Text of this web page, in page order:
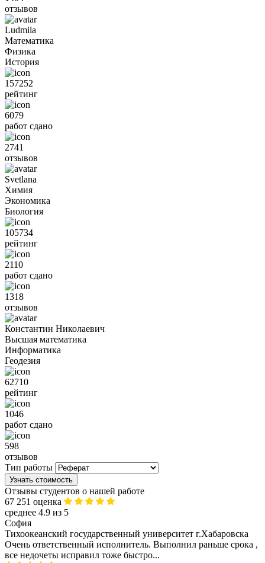
отзывов
Ludmila
Математика
Физика
История
157252
рейтинг
6079
работ сдано
2741
отзывов
Svetlana
Химия
Экономика
Биология
105734
рейтинг
2110
работ сдано
1318
отзывов
Константин Николаевич
Высшая математика
Информатика
Геодезия
62710
рейтинг
1046
работ сдано
598
отзывов
Тип работы
Узнать стоимость
Отзывы студентов о нашей работе
67 251 оценка
среднее 4.9 из 5
София
Тихоокеанский государственный университет г.Хабаровска
Очень ответственный исполнитель. Выполнил раньше срока ,
все недочеты исправил тоже быстро...